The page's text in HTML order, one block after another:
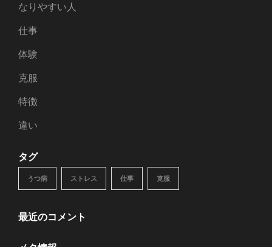
なりやすい人
仕事
体験
克服
特徴
違い
タグ
うつ病 ストレス 仕事 克服
最近のコメント